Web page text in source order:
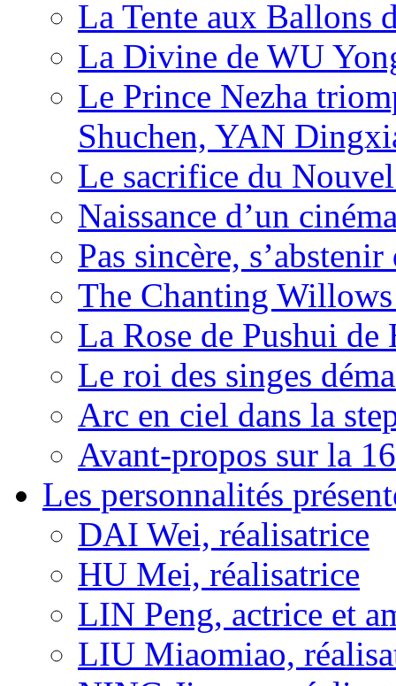
La Tente aux Ballons
La Divine de WU
Le Prince Nezha
Shuchen, YAN
Le sacrifice du
Naissance d’un
Pas sincère,
The Chanting
La Rose de Pushui de
Le roi des singes
Arc en ciel dans la
Avant-propos sur la
Les personnalités
DAI Wei, réalisatrice
HU Mei, réalisatrice
LIN Peng, actrice et
LIU Miaomiao,